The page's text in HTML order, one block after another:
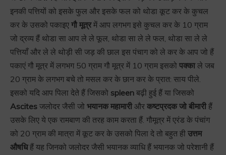
इनकी पत्तियों को इसके फुल और इसके फल को थोडा कूट कर के कुचल
कर के उसको पकाइए गौ मूत्रमें आप लगभग इसे कुचल कर के 10 ग्राम
जो द्रव्य हैं थोडा सा आप ले ले फूल, थोडा सा ले ले फल, थोडा सा ले ले
पत्तियाँ और ले ले थोड़ी सी जड़ की छाल इस पंचाग को ले कर के आप जो हैं
पकाएं गौ मूत्र में लगभग 50 ग्राम गौ मूत्र में 10 ग्राम इसको पक्काले जब
20 ग्राम के लगभग बचे तो मसल कर के छान कर के प्रात: साय पीले.
इसको यदि आप पिला देते हैं जिसको spleen बढ़ी हुई हैं या जिसको
Ascites जलोदर जैसी जो भयानक महामारीऔर कष्टप्रदक जो बीमारीहैं
उसके लिए ये एक रामबाण की तरह काम करता हैं. गौमूत्र में एरंड के पंचांग
को 20 ग्राम की मात्रा में कूट कर के उसको पिला दे तो बहुत ही उत्तम
औषधिहैं यह जिनको जलोदर जैसी भयानक व्याधि हैं भयानक जो परेशानी हैं